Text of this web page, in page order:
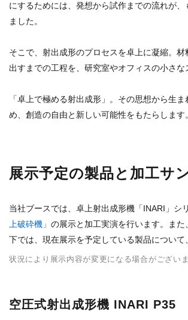
にするためには、発想から試作までの流れが
ました。
そこで、射出成形のプロセスを卓上に凝縮。
出すまでの工程を、研究室やオフィスの小さな
「卓上で極める射出成形」。その思想から生
め、創造の自由と新しい可能性をもたらします。
展示予定の製品と加工サ
当社ブースでは、卓上射出成形機「INARI」シ
上破砕機」 の展示と加工実演を行います。ま
下では、現在展示を予定している製品について
状況により展示内容が変更になる場合がございま
空圧式射出成形機 INARI P35